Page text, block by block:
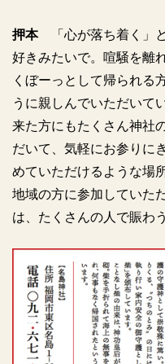
押本「心が落ち着く」
好きみたいで。喧騒を離
くぼーっとして帰られる
うに親しんでいただいて
来た方にもたくさん神社
だいて、気軽にお参りに
めていただけるような場
地域の方に参加していた
は、たくさんの人で賑わ